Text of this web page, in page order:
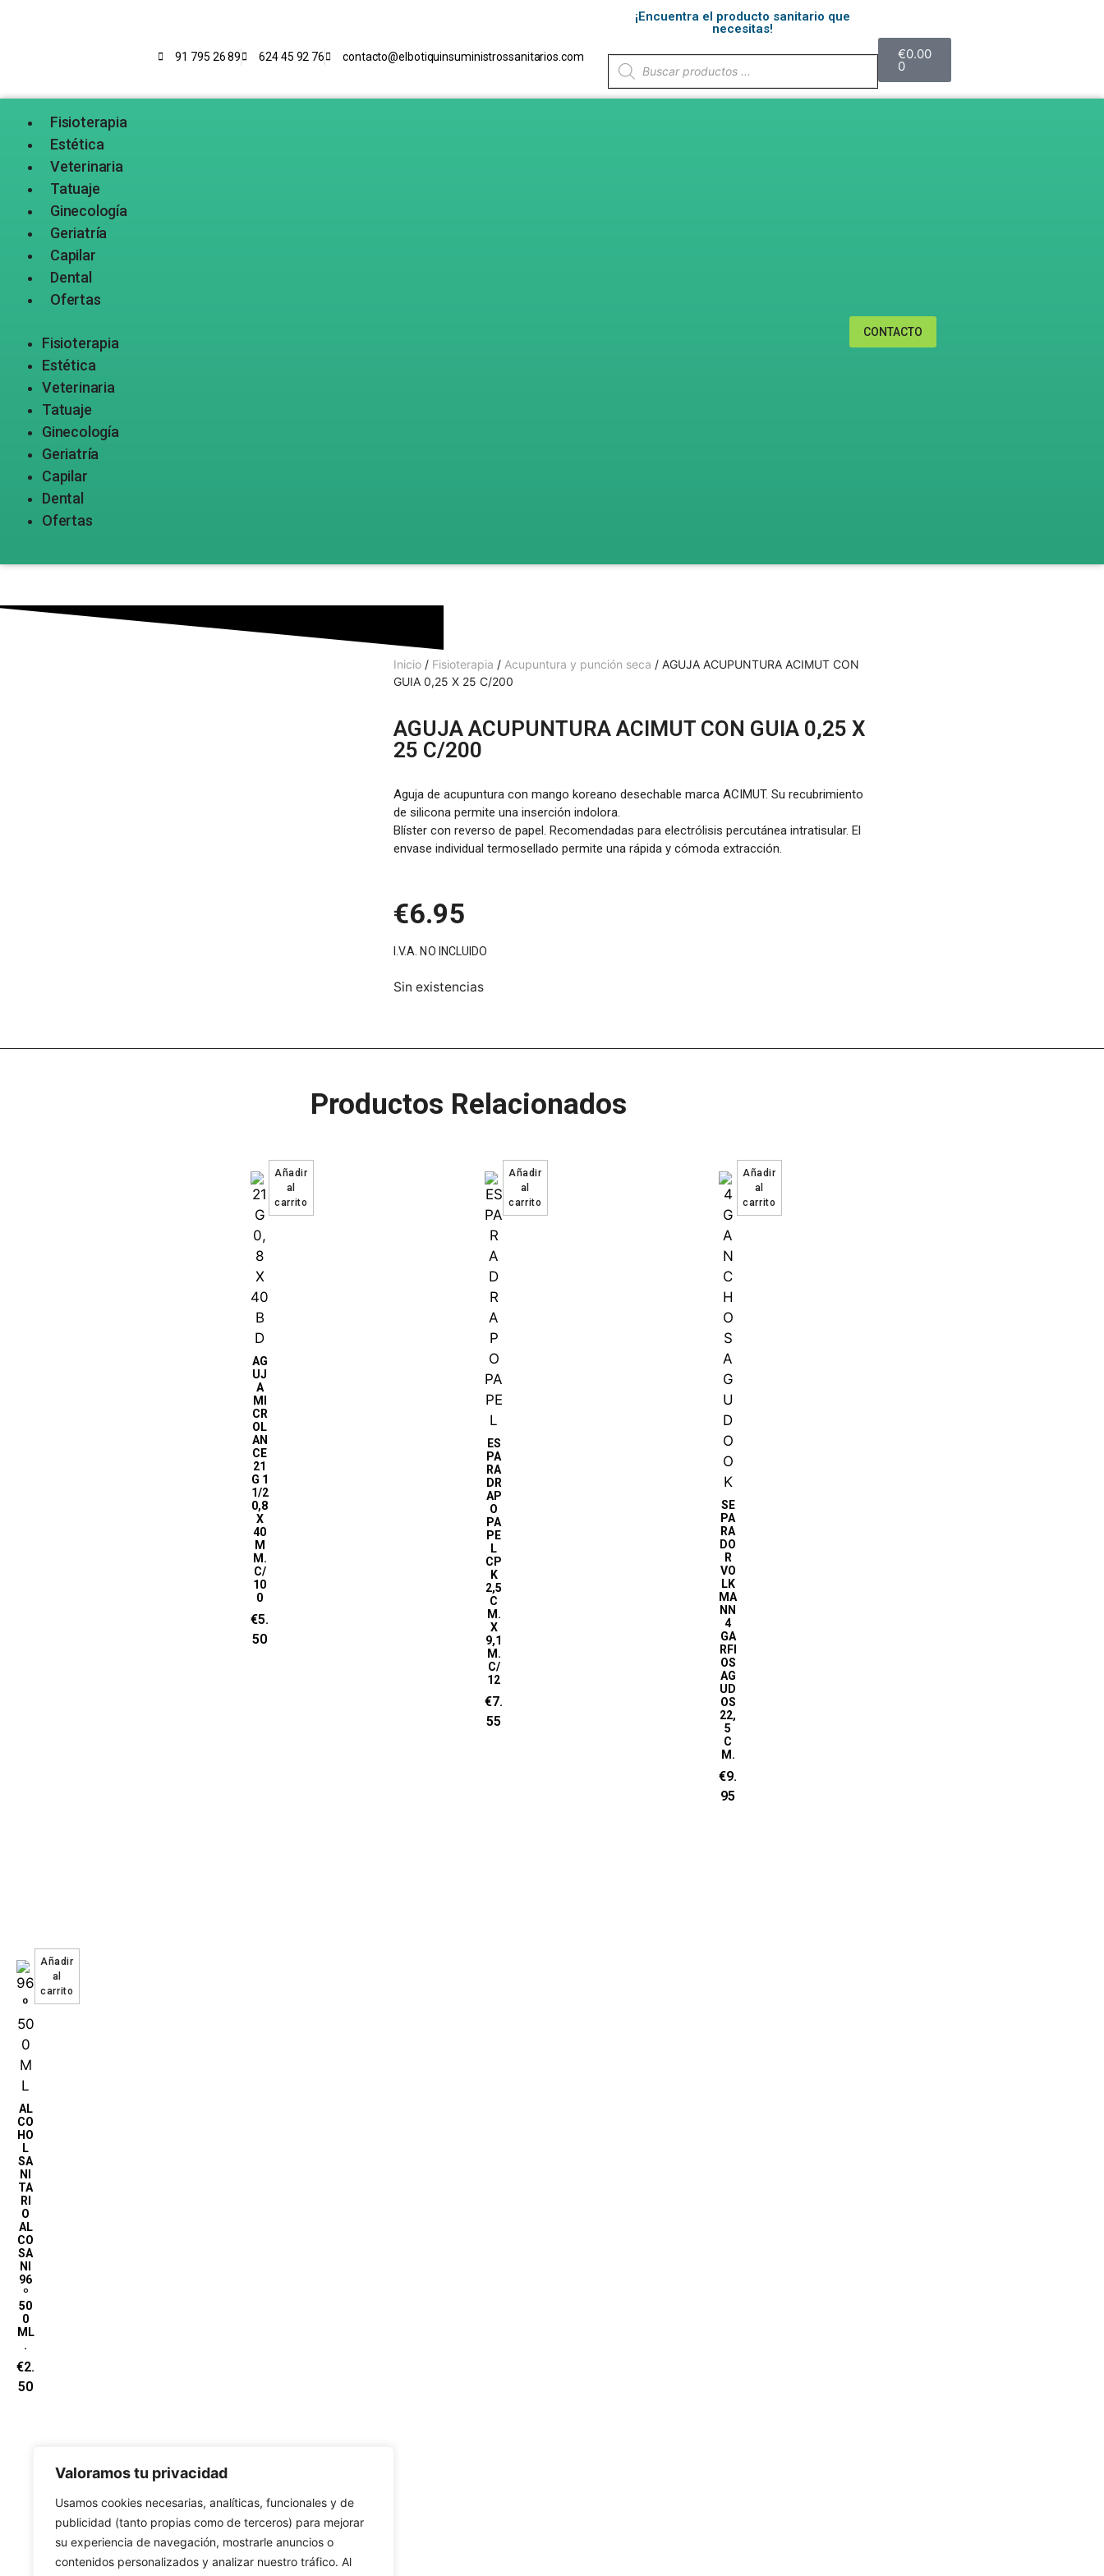
Valoramos tu privacidad
Usamos cookies necesarias, analíticas, funcionales y de
publicidad (tanto propias como de terceros) para mejorar
su experiencia de navegación, mostrarle anuncios o
contenidos personalizados y analizar nuestro tráfico. Al
91 795 26 89 624 45 92 76 contacto@elbotiquinsuministrossanitarios.com
¡Encuentra el producto sanitario que
necesitas!
€0.00
0
Fisioterapia
Estética
Veterinaria
Tatuaje
Ginecología
Geriatría
Capilar
Dental
Ofertas
Fisioterapia
Estética
Veterinaria
Tatuaje
Ginecología
Geriatría
Capilar
Dental
Ofertas
CONTACTO
Inicio/ Fisioterapia / Acupuntura y punción seca / AGUJA ACUPUNTURA ACIMUT CON
GUIA 0,25 X 25 C/200
AGUJA ACUPUNTURA ACIMUT CON GUIA 0,25 X
25 C/200
Aguja de acupuntura con mango koreano desechable marca ACIMUT. Su recubrimiento
de silicona permite una inserción indolora.
Blíster con reverso de papel. Recomendadas para electrólisis percutánea intratisular. El
envase individual termosellado permite una rápida y cómoda extracción.
€6.95
I.V.A. NO INCLUIDO
Sin existencias
Productos Relacionados
AG
UJ
A
MI
CR
OL
AN
CE
21
G 1
1/2
0,8
X
40
M
M.
C/
10
0
€5.
50
ES
PA
RA
DR
AP
O
PA
PE
L
CP
K
2,5
C
M.
X
9,1
M.
C/
12
€7.
55
SE
PA
RA
DO
R
VO
LK
MA
NN
4
GA
RFI
OS
AG
UD
OS
22,
5
C
M.
€9.
95
AL
CO
HO
L
SA
NI
TA
RI
O
AL
CO
SA
NI
96
º
50
0
ML
.
€2.
50